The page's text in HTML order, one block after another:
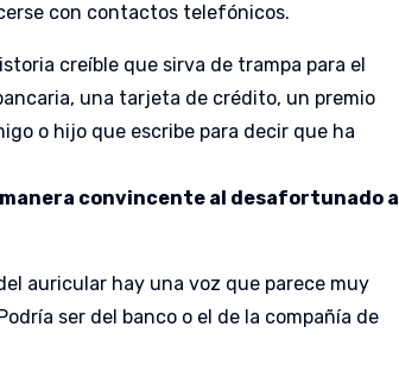
con contactos telefónicos.
creíble que sirva de trampa para el
una tarjeta de crédito, un premio
o hijo que escribe para decir que ha
convincente al desafortunado a
auricular hay una voz que parece muy
ser del banco o el de la compañía de